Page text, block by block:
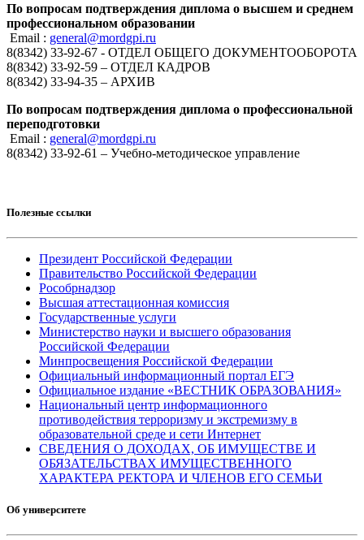
По вопросам подтверждения диплома о высшем и среднем
профессиональном образовании
Email : general@mordgpi.ru
8(8342) 33-92-67 - ОТДЕЛ ОБЩЕГО ДОКУМЕНТООБОРОТА
8(8342) 33-92-59 – ОТДЕЛ КАДРОВ
8(8342) 33-94-35 – АРХИВ
По вопросам подтверждения диплома о профессиональной
переподготовки
Email : general@mordgpi.ru
8(8342) 33-92-61 – Учебно-методическое управление
Полезные ссылки
Президент Российской Федерации
Правительство Российской Федерации
Рособрнадзор
Высшая аттестационная комиссия
Государственные услуги
Министерство науки и высшего образования
Российской Федерации
Минпросвещения Российской Федерации
Официальный информационный портал ЕГЭ
Официальное издание «ВЕСТНИК ОБРАЗОВАНИЯ»
Национальный центр информационного
противодействия терроризму и экстремизму в
образовательной среде и сети Интернет
СВЕДЕНИЯ О ДОХОДАХ, ОБ ИМУЩЕСТВЕ И
ОБЯЗАТЕЛЬСТВАХ ИМУЩЕСТВЕННОГО
ХАРАКТЕРА РЕКТОРА И ЧЛЕНОВ ЕГО СЕМЬИ
Об университете